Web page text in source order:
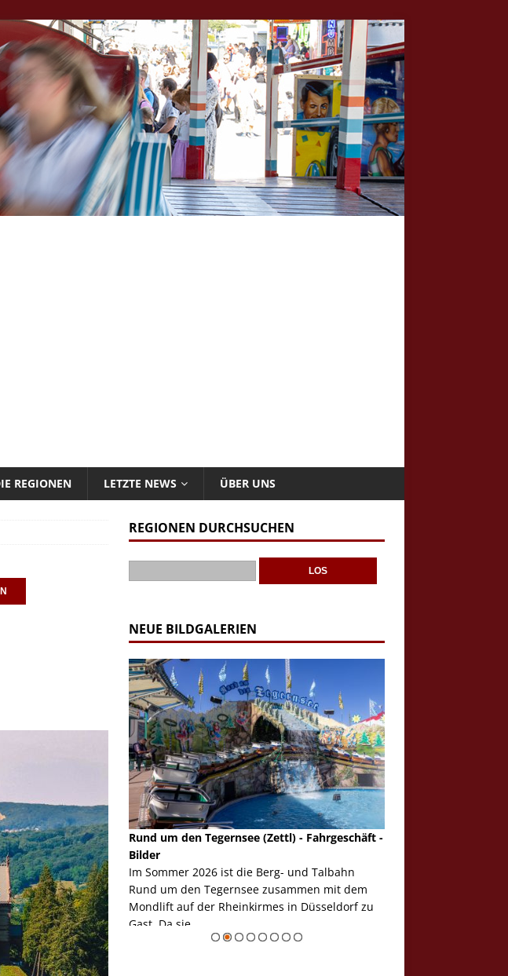
REGIONEN LETZTE NEWS ÜBER UNS
REGIONEN DURCHSUCHEN
NEUE BILDGALERIEN
2022
noch mal einen Blick
dem Jahr 2022. Am
wir bei herrlichem
Zur Bildgalerie
Rund um den Tegernsee (Zettl) - Fahrgeschäft -
Bilder
Im Sommer 2026 ist die Berg- und Talbahn
Rund um den Tegernsee zusammen mit dem
Mondlift auf der Rheinkirmes in Düsseldorf zu
Gast. Da sie ...